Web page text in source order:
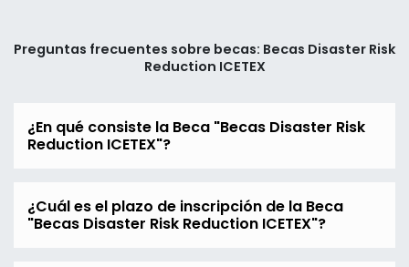
Preguntas frecuentes sobre becas: Becas Disaster Risk
Reduction ICETEX
¿En qué consiste la Beca "Becas Disaster Risk
Reduction ICETEX"?
¿Cuál es el plazo de inscripción de la Beca
"Becas Disaster Risk Reduction ICETEX"?